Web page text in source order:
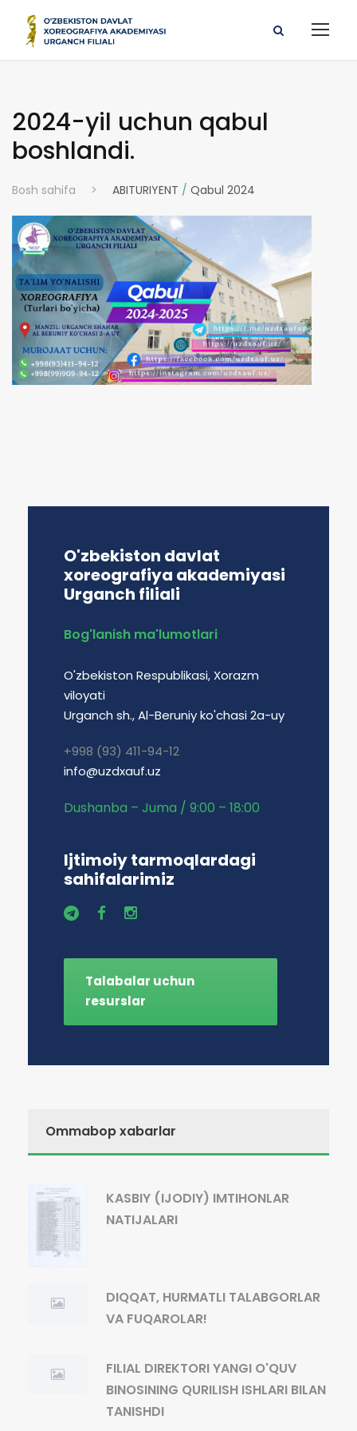
2024-yil uchun qabul
boshlandi.
Bosh sahifa > ABITURIYENT / Qabul 2024
O'zbekiston davlat
xoreografiya akademiyasi
Urganch filiali
Bog'lanish ma'lumotlari
O'zbekiston Respublikasi, Xorazm
viloyati
Urganch sh., Al-Beruniy ko'chasi 2a-uy
+998 (93) 411-94-12
info@uzdxauf.uz
Dushanba – Juma / 9:00 – 18:00
Ijtimoiy tarmoqlardagi
sahifalarimiz
Talabalar uchun
resurslar
Ommabop xabarlar
KASBIY (IJODIY) IMTIHONLAR
NATIJALARI
DIQQAT, HURMATLI TALABGORLAR
VA FUQAROLAR!
FILIAL DIREKTORI YANGI O'QUV
BINOSINING QURILISH ISHLARI BILAN
TANISHDI